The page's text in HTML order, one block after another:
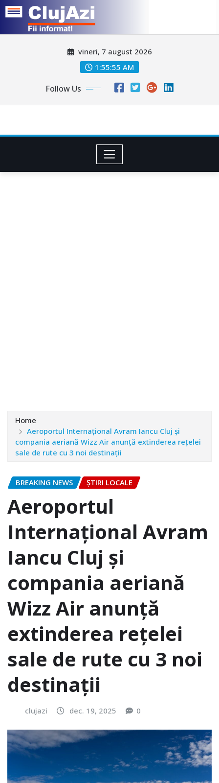
vineri, 7 august 2026
1:55:57 AM
Follow Us
Home
Aeroportul Internațional Avram Iancu Cluj și
compania aeriană Wizz Air anunță extinderea reţelei
sale de rute cu 3 noi destinaţii
BREAKING NEWS ȘTIRI LOCALE
Aeroportul
Internațional Avram
Iancu Cluj și
compania aeriană
Wizz Air anunță
extinderea reţelei
sale de rute cu 3 noi
destinaţii
clujazi dec. 19, 2025 0